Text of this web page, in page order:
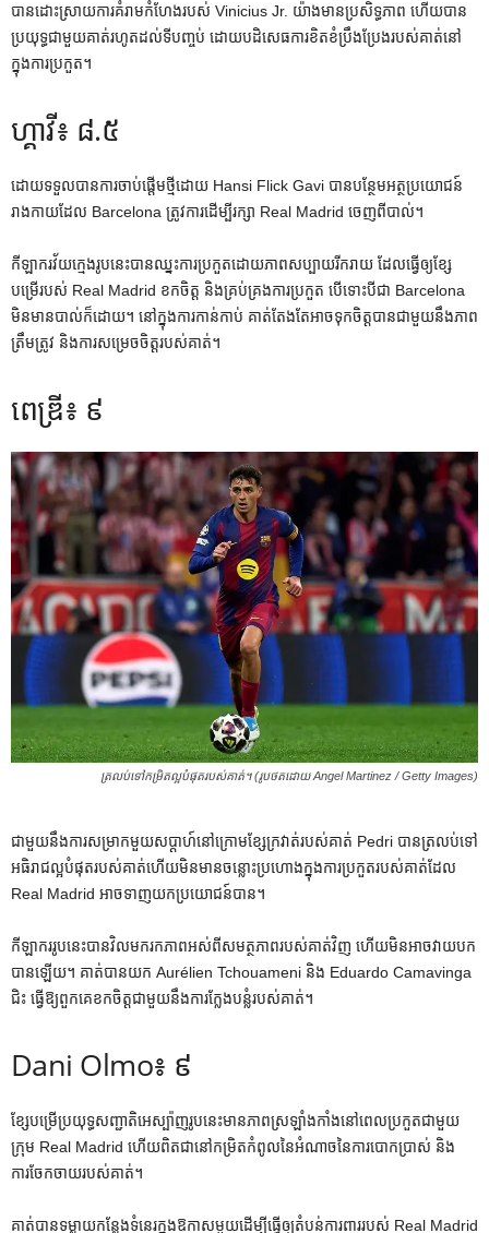
បានដោះស្រាយការគំរាមកំហែងរបស់ Vinicius Jr. យ៉ាងមានប្រសិទ្ធភាព ហើយបាន
ប្រយុទ្ធជាមួយគាត់រហូតដល់ទីបញ្ចប់ ដោយបដិសេធការខិតខំប្រឹងប្រែងរបស់គាត់នៅ
ក្នុងការប្រកួត។
ហ្គាវី៖ ៨.៥
ដោយទទួលបានការចាប់ផ្តើមថ្មីដោយ Hansi Flick Gavi បានបន្ថែមអត្ថប្រយោជន៍
រាងកាយដែល Barcelona ត្រូវការដើម្បីរក្សា Real Madrid ចេញពីបាល់។
កីឡាករវ័យក្មេងរូបនេះបានឈ្នះការប្រកួតដោយភាពសប្បាយរីករាយ ដែលធ្វើឲ្យខ្សែ
បម្រើរបស់ Real Madrid ខកចិត្ត និងគ្រប់គ្រងការប្រកួត បើទោះបីជា Barcelona
មិនមានបាល់ក៏ដោយ។ នៅក្នុងការកាន់កាប់ គាត់តែងតែអាចទុកចិត្តបានជាមួយនឹងភាព
ត្រឹមត្រូវ និងការសម្រេចចិត្តរបស់គាត់។
ពេឌ្រី៖ ៩
ត្រលប់ទៅកម្រិតល្អបំផុតរបស់គាត់។ (រូបថតដោយ Angel Martinez / Getty Images)
ជាមួយនឹងការសម្រាកមួយសប្តាហ៍នៅក្រោមខ្សែក្រវាត់របស់គាត់ Pedri បានត្រលប់ទៅ
អធិរាជល្អបំផុតរបស់គាត់ហើយមិនមានចន្លោះប្រហោងក្នុងការប្រកួតរបស់គាត់ដែល
Real Madrid អាចទាញយកប្រយោជន៍បាន។
កីឡាករ​រូប​នេះ​បាន​វិល​មក​រក​ភាព​អស់​ពី​សមត្ថភាព​របស់​គាត់​វិញ ហើយ​មិន​អាច​វាយ​បក​
បាន​ឡើយ។ គាត់បានយក Aurélien Tchouameni និង Eduardo Camavinga
ជិះ ធ្វើឱ្យពួកគេខកចិត្តជាមួយនឹងការក្លែងបន្លំរបស់គាត់។
Dani Olmo៖ ៩
ខ្សែបម្រើប្រយុទ្ធសញ្ជាតិអេស្ប៉ាញរូបនេះមានភាពស្រឡាំងកាំងនៅពេលប្រកួតជាមួយ
ក្រុម Real Madrid ហើយពិតជានៅកម្រិតកំពូលនៃអំណាចនៃការបោកប្រាស់ និង
ការចែកចាយរបស់គាត់។
គាត់​បាន​ទម្លាយ​កន្លែង​ទំនេរ​ក្នុង​ឱកាស​មួយ​ដើម្បី​ធ្វើឲ្យ​តំបន់​ការពារ​របស់ Real Madrid